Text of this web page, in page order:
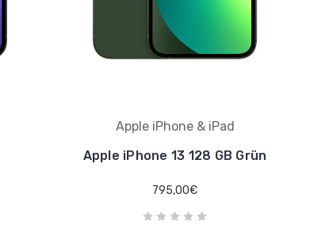
Apple iPhone & iPad
Apple iPhone 13 128 GB Grün
795,00€